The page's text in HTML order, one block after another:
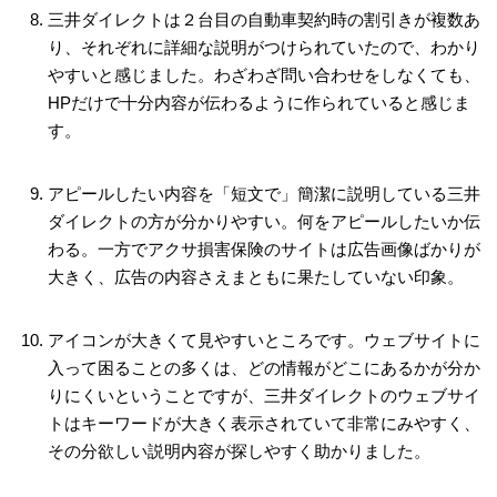
三井ダイレクトは２台目の自動車契約時の割引きが複数あ
り、それぞれに詳細な説明がつけられていたので、わかり
やすいと感じました。わざわざ問い合わせをしなくても、
HPだけで十分内容が伝わるように作られていると感じま
す。
アピールしたい内容を「短文で」簡潔に説明している三井
ダイレクトの方が分かりやすい。何をアピールしたいか伝
わる。一方でアクサ損害保険のサイトは広告画像ばかりが
大きく、広告の内容さえまともに果たしていない印象。
アイコンが大きくて見やすいところです。ウェブサイトに
入って困ることの多くは、どの情報がどこにあるかが分か
りにくいということですが、三井ダイレクトのウェブサイ
トはキーワードが大きく表示されていて非常にみやすく、
その分欲しい説明内容が探しやすく助かりました。